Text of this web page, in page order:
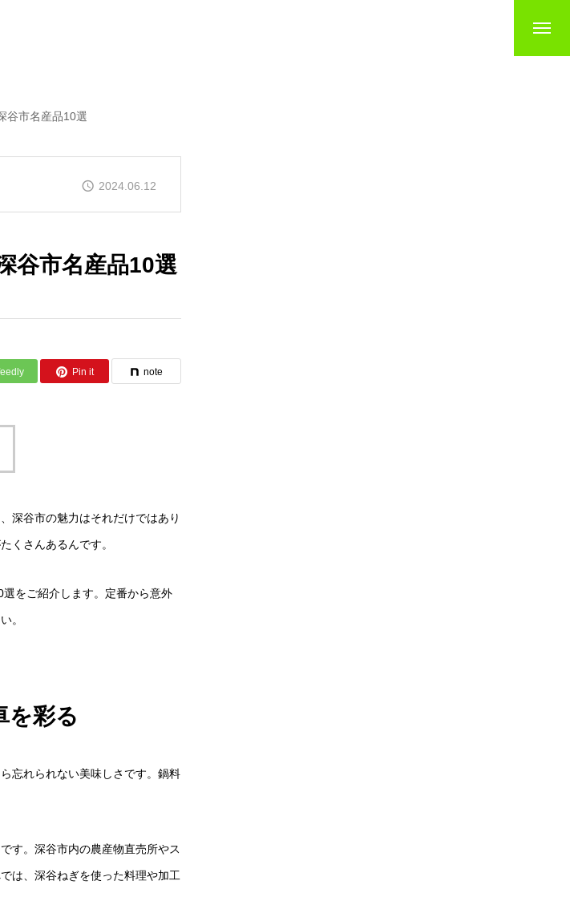
谷市名産品10選
2024.06.12
谷市名産品10選
Pin it note
深谷市の魅力はそれだけではあり
くさんあるんです。
をご紹介します。定番から意外
。
を彩る
忘れられない美味しさです。鍋料
す。深谷市内の農産物直売所やス
は、深谷ねぎを使った料理や加工